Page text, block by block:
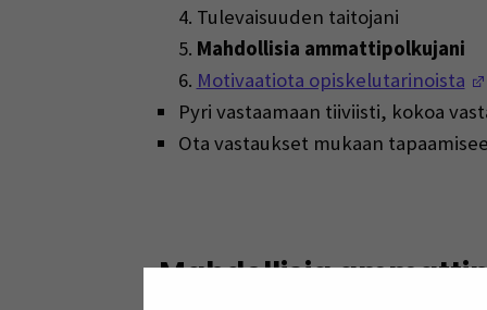
4. Tulevaisuuden taitojani
5. Mahdollisia ammattipolkujani
6. Motivaatiota opiskelutarinoista
Pyri vastaamaan tiiviisti, kokoa
Ota vastaukset mukaan
Mahdollisia